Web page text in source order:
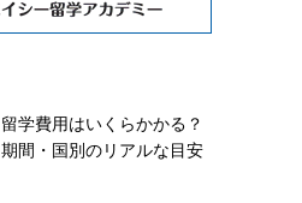
留学費用はいくらかかる？
期間・国別のリアルな目安